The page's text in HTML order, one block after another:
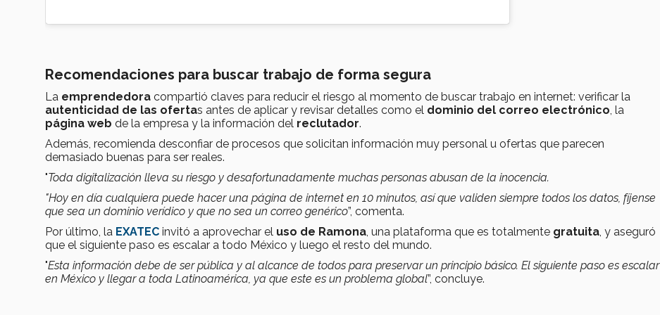
Recomendaciones para buscar trabajo de forma segura
La emprendedora compartió claves para reducir el riesgo al momento de buscar trabajo en internet: verificar la
autenticidad de las ofertas antes de aplicar y revisar detalles como el dominio del correo electrónico, la
página web de la empresa y la información del reclutador.
Además, recomienda desconfiar de procesos que solicitan información muy personal u ofertas que parecen
demasiado buenas para ser reales.
"Toda digitalización lleva su riesgo y desafortunadamente muchas personas abusan de la inocencia.
"Hoy en día cualquiera puede hacer una página de internet en 10 minutos, así que validen siempre todos los datos, fíjense
que sea un dominio verídico y que no sea un correo genérico”, comenta.
Por último, la EXATEC invitó a aprovechar el uso de Ramona, una plataforma que es totalmente gratuita, y aseguró
que el siguiente paso es escalar a todo México y luego el resto del mundo.
"Esta información debe de ser pública y al alcance de todos para preservar un principio básico. El siguiente paso es escalar
en México y llegar a toda Latinoamérica, ya que este es un problema global”, concluye.